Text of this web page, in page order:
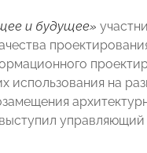
и будущее»
на
управляющий